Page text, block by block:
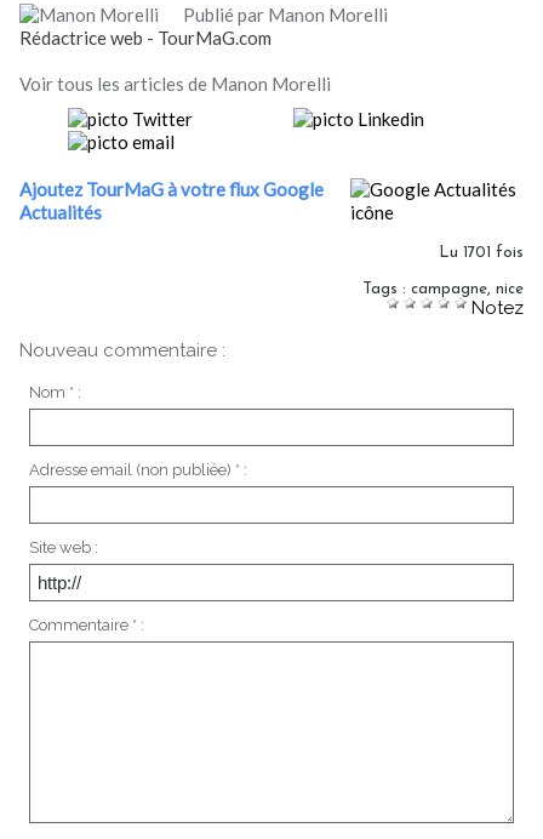
Publié par Manon Morelli
Rédactrice web - TourMaG.com
Voir tous les articles de Manon Morelli
Ajoutez TourMaG à votre flux Google
Actualités
Lu 1701 fois
Tags : campagne nice
Notez
Nouveau commentaire :
Nom * :
Adresse email (non publiée) * :
Site web :
Commentaire * :